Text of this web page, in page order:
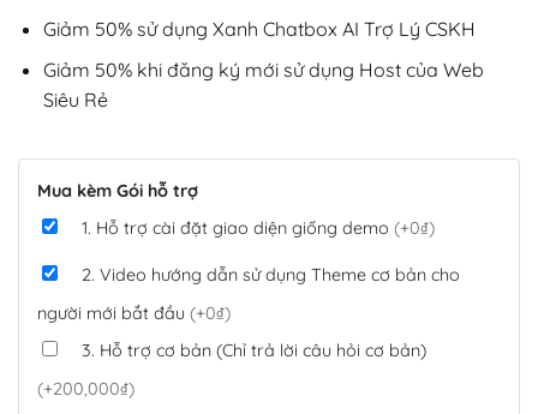
Giảm 50% sử dụng Xanh Chatbox AI Trợ Lý CSKH
Giảm 50% khi đăng ký mới sử dụng Host của Web
Siêu Rẻ
Mua kèm Gói hỗ trợ
1. Hỗ trợ cài đặt giao diện giống demo (+0₫)
2. Video hướng dẫn sử dụng Theme cơ bản cho
người mới bắt đầu (+0₫)
3. Hỗ trợ cơ bản (Chỉ trả lời câu hỏi cơ bản)
(+200,000₫)